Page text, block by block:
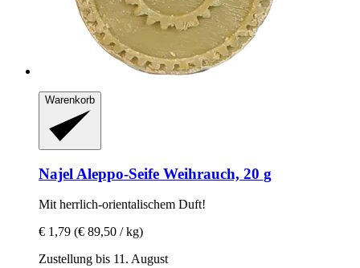
Warenkorb
Najel Aleppo-​Seife Weihrauch, 20 g
Mit herrlich-​orientalischem Duft!
€ 1,79 (€ 89,50 / kg)
Zustellung bis 11. August